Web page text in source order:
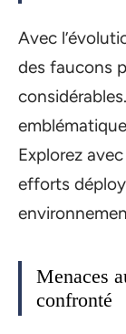
Avec
des faucons
Explorez
efforts
Menaces
confronté